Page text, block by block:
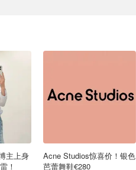
主上身
！
Acne Studios惊喜价！银色
芭蕾舞鞋€280